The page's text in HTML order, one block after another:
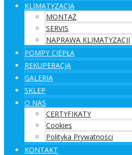
KLIMATYZACJA
MONTAŻ
SERVIS
NAPRAWA KLIMATYZACJI
POMPY CIEPŁA
REKUPERACJA
GALERIA
SKLEP
O NAS
CERTYFIKATY
Cookies
Polityka Prywatności
KONTAKT